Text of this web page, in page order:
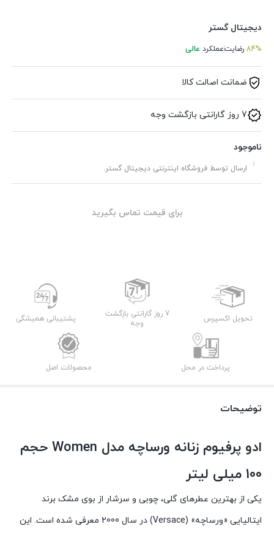
دیجیتال گستر
84% رضایتعملکرد عالی
ضمانت اصالت کالا
7 روز گارانتی بازگشت وجه
ناموجود
ارسال توسط فروشگاه اینترنتی دیجیتال گستر.
برای قیمت تماس بگیرید
تحویل اکسپرس
7 روز گارانتی بازگشت
وجه
پشتیبانی همیشگی
پرداخت در محل محصولات اصل
توضیحات
ادو پرفیوم زنانه ورساچه مدل Women حجم
100 میلی لیتر
یکی از بهترین عطرهای گلی، چوبی و سرشار از بوی مشک برند
ایتالیایی «ورساچه» (Versace) در سال 2000 معرفی شده است. این